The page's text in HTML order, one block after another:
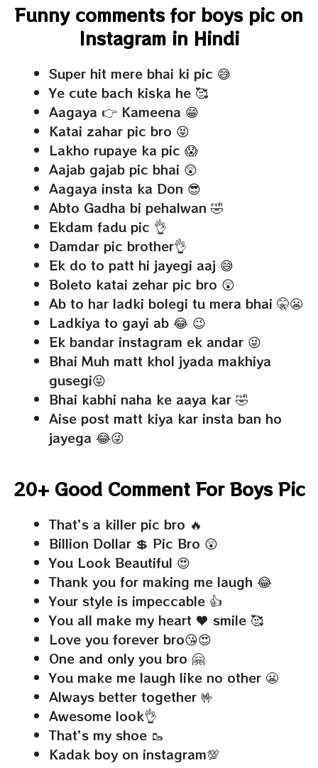
Funny comments for boys pic on
Instagram in Hindi
Super hit mere bhai ki pic 😅
Ye cute bach kiska he 🥰
Aagaya 👉 Kameena 😁
Katai zahar pic bro 😝
Lakho rupaye ka pic 😱
Aajab gajab pic bhai 😲
Aagaya insta ka Don 😎
Abto Gadha bi pehalwan 🤣
Ekdam fadu pic 👌
Damdar pic brother👌
Ek do to patt hi jayegi aaj 😅
Boleto katai zehar pic bro 😲
Ab to har ladki bolegi tu mera bhai 🤫😬
Ladkiya to gayi ab 😂 😉
Ek bandar instagram ek andar 😜
Bhai Muh matt khol jyada makhiya
gusegi😝
Bhai kabhi naha ke aaya kar 🤣
Aise post matt kiya kar insta ban ho
jayega 😂😜
20+ Good Comment For Boys Pic
That’s a killer pic bro 🔥
Billion Dollar 💲 Pic Bro 😲
You Look Beautiful 😍
Thank you for making me laugh 😂
Your style is impeccable 👍
You all make my heart ♥ smile 🥰
Love you forever bro😘😍
One and only you bro 🤗
You make me laugh like no other 😬
Always better together 🤟
Awesome look👌
That’s my shoe 🥾
Kadak boy on instagram💯